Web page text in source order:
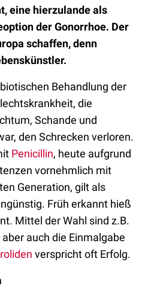
eine hierzulande als
der Gonorrhoe. Der
schaffen, denn
Behandlung der
die
Schande und
den Schrecken verloren.
Penicillin, heute aufgrund
vornehmlich mit
Generation, gilt als
Früh erkannt hieß
Mittel der Wahl sind z.B.
auch die Einmalgabe
verspricht oft Erfolg.